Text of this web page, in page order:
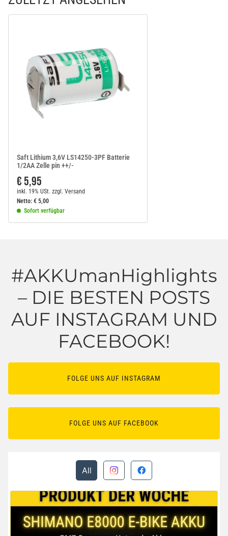
Saft Lithium 3,6V LS14250-3PF Batterie
1/2AA Zelle pin ++/-
€ 5,95
inkl. 19% USt. zzgl. Versand
Netto: € 5,00
Sofort verfügbar
#AKKUmanHighlights
– DIE BESTEN POSTS
AUF INSTAGRAM UND
FACEBOOK!
FOLGE UNS AUF INSTAGRAM
FOLGE UNS AUF FACEBOOK